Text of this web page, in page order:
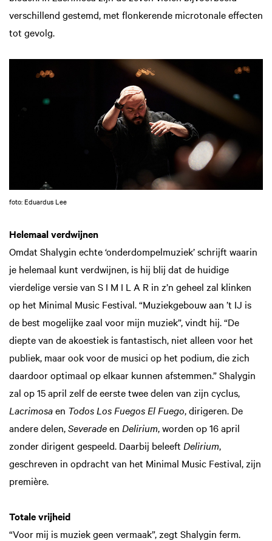
verschillend gestemd, met flonkerende microtonale effecten
tot gevolg.
foto: Eduardus Lee
Helemaal verdwijnen
Omdat Shalygin echte ‘onderdompelmuziek’ schrijft waarin
je helemaal kunt verdwijnen, is hij blij dat de huidige
vierdelige versie van S I M I L A R in z’n geheel zal klinken
op het Minimal Music Festival. “Muziekgebouw aan ’t IJ is
de best mogelijke zaal voor mijn muziek”, vindt hij. “De
diepte van de akoestiek is fantastisch, niet alleen voor het
publiek, maar ook voor de musici op het podium, die zich
daardoor optimaal op elkaar kunnen afstemmen.” Shalygin
zal op 15 april zelf de eerste twee delen van zijn cyclus,
Lacrimosaen Todos Los Fuegos El Fuego, dirigeren. De
andere delen,Severadeen Delirium, worden op 16 april
zonder dirigent gespeeld. Daarbij beleeft Delirium,
geschreven in opdracht van het Minimal Music Festival, zijn
première.
Totale vrijheid
“Voor mij is muziek geen vermaak”, zegt Shalygin ferm.